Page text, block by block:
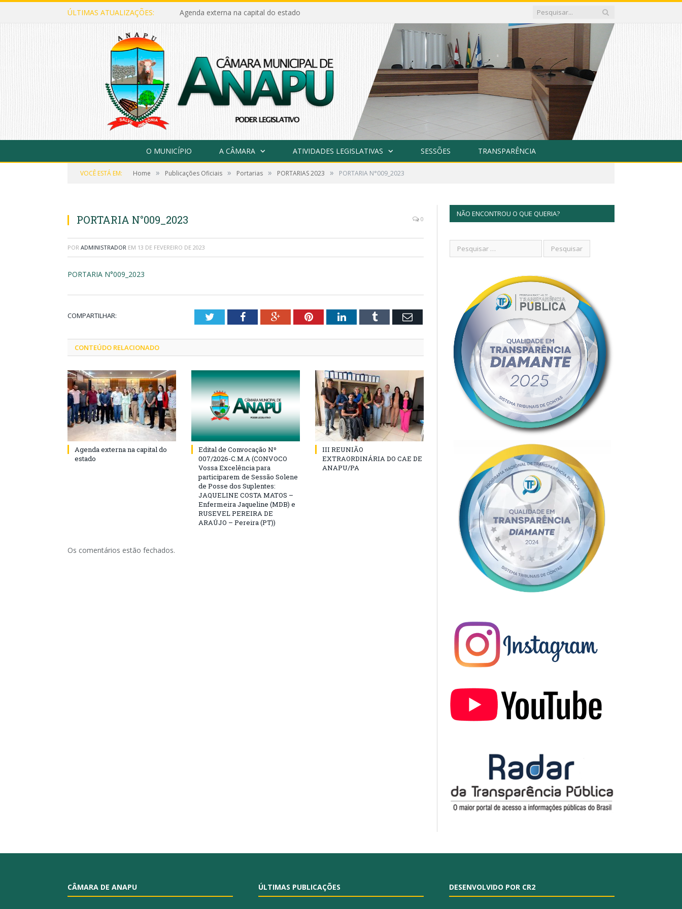
ÚLTIMAS ATUALIZAÇÕES: Agenda externa na capital do estado
O MUNICÍPIO A CÂMARA ATIVIDADES LEGISLATIVAS SESSÕES TRANSPARÊNCIA
VOCÊ ESTÁ EM: Home » Publicações Oficiais » Portarias » PORTARIAS 2023 » PORTARIA N°009_2023
PORTARIA N°009_2023 0
POR ADMINISTRADOR EM 13 DE FEVEREIRO DE 2023
PORTARIA N°009_2023
COMPARTILHAR: TwitterFacebookGoogle+PinterestLinkedInTumblr Email
CONTEÚDO RELACIONADO
Agenda externa na capital do
estado
Edital de Convocação Nº
007/2026-C.M.A (CONVOCO
Vossa Excelência para
participarem de Sessão Solene
de Posse dos Suplentes:
JAQUELINE COSTA MATOS –
Enfermeira Jaqueline (MDB) e
RUSEVEL PEREIRA DE
ARAÚJO – Pereira (PT))
III REUNIÃO
EXTRAORDINÁRIA DO CAE DE
ANAPU/PA
Os comentários estão fechados.
NÃO ENCONTROU O QUE QUERIA?
CÂMARA DE ANAPU ÚLTIMAS PUBLICAÇÕES DESENVOLVIDO POR CR2